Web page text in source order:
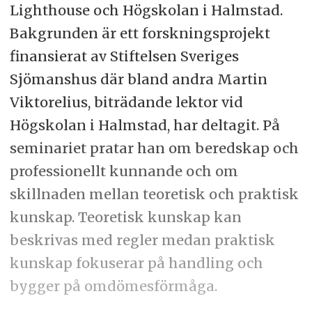
Lighthouse och Högskolan i Halmstad.
Bakgrunden är ett forskningsprojekt
finansierat av Stiftelsen Sveriges
Sjömanshus där bland andra Martin
Viktorelius, biträdande lektor vid
Högskolan i Halmstad, har deltagit. På
seminariet pratar han om beredskap och
professionellt kunnande och om
skillnaden mellan teoretisk och praktisk
kunskap. Teoretisk kunskap kan
beskrivas med regler medan praktisk
kunskap fokuserar på handling och
bygger på omdömesförmåga.